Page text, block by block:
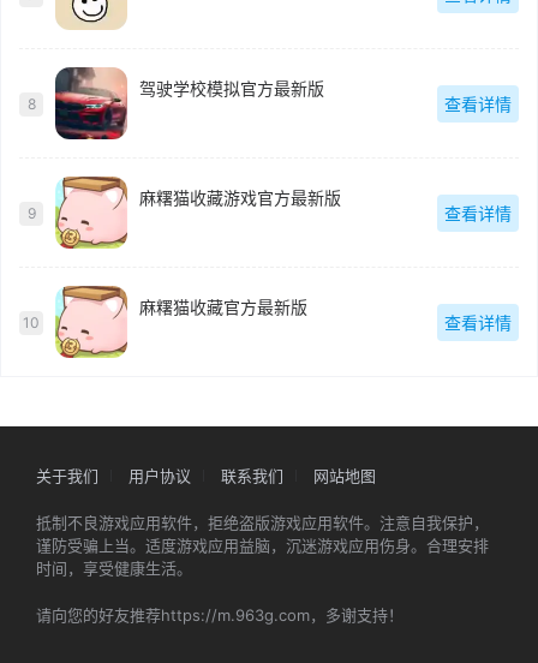
8
驾驶学校模拟官方最新版
查看详情
9
麻糬猫收藏游戏官方最新版
查看详情
10
麻糬猫收藏官方最新版
查看详情
关于我们 用户协议 联系我们 网站地图
抵制不良游戏应用软件，拒绝盗版游戏应用软件。注意自我保护，
谨防受骗上当。适度游戏应用益脑，沉迷游戏应用伤身。合理安排
时间，享受健康生活。
请向您的好友推荐https://m.963g.com，多谢支持！